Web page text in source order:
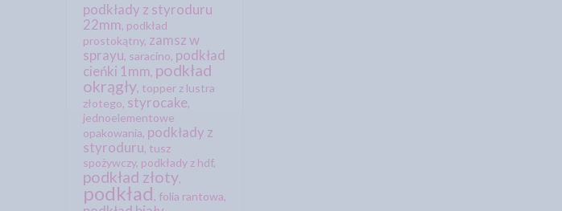
podkłady z styroduru
22mm, podkład
prostokątny, zamsz w
sprayu, saracino, podkład
cieńki 1mm, podkład
okrągły, topper z lustra
złotego, styrocake,
jednoelementowe
opakowania, podkłady z
styroduru, tusz
spożywczy, podkłady z hdf,
podkład złoty,
podkład, folia rantowa,